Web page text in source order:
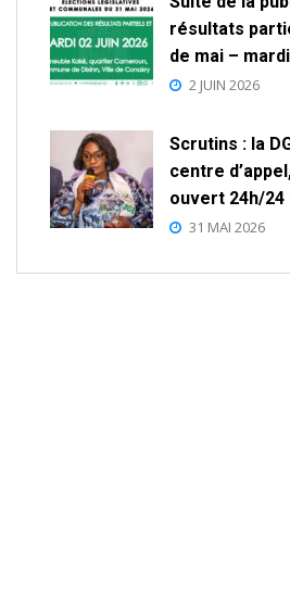
résultats
de mai –
2 JUIN 2026
Scrutins : la
centre
ouvert 24h/24
31 MAI 2026